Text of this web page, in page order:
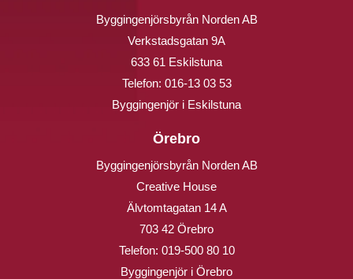
Byggingenjörsbyrån Norden AB
Verkstadsgatan 9A
633 61 Eskilstuna
Telefon: 016-13 03 53
Byggingenjör i Eskilstuna
Örebro
Byggingenjörsbyrån Norden AB
Creative House
Älvtomtagatan 14 A
703 42 Örebro
Telefon: 019-500 80 10
Byggingenjör i Örebro